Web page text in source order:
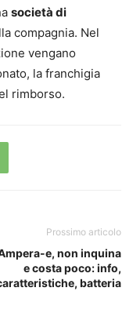
società di
compagnia. Nel
vengano
la franchigia
rimborso.
Prossimo articolo
e, non inquina
e costa poco: info,
batteria